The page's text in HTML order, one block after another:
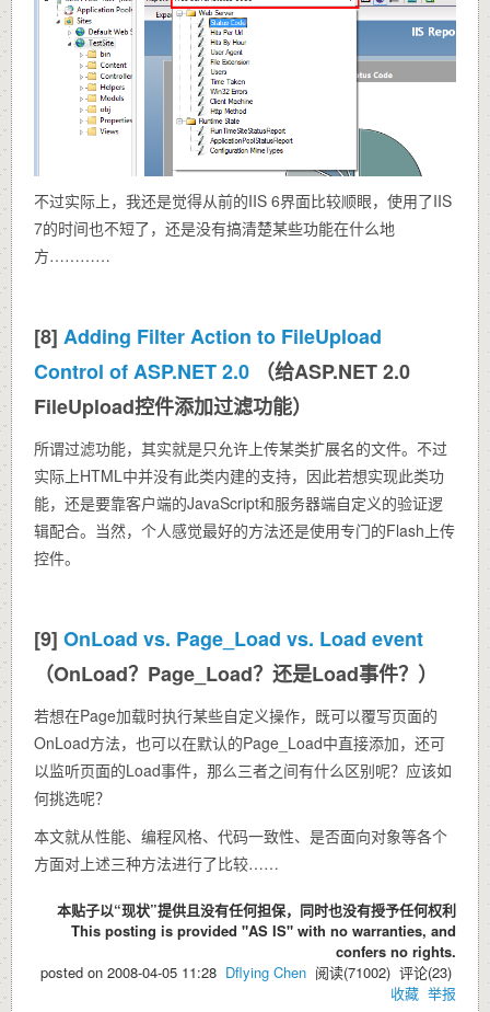
不过实际上，我还是觉得从前的IIS 6界面比较顺眼，使用了IIS
7的时间也不短了，还是没有搞清楚某些功能在什么地
方…………
[8] Adding Filter Action to FileUpload
Control of ASP.NET 2.0 （给ASP.NET 2.0
FileUpload控件添加过滤功能）
所谓过滤功能，其实就是只允许上传某类扩展名的文件。不过
实际上HTML中并没有此类内建的支持，因此若想实现此类功
能，还是要靠客户端的JavaScript和服务器端自定义的验证逻
辑配合。当然，个人感觉最好的方法还是使用专门的Flash上传
控件。
[9] OnLoad vs. Page_Load vs. Load event
（OnLoad？Page_Load？还是Load事件？）
若想在Page加载时执行某些自定义操作，既可以覆写页面的
OnLoad方法，也可以在默认的Page_Load中直接添加，还可
以监听页面的Load事件，那么三者之间有什么区别呢？应该如
何挑选呢？
本文就从性能、编程风格、代码一致性、是否面向对象等各个
方面对上述三种方法进行了比较……
本贴子以“现状”提供且没有任何担保，同时也没有授予任何权利
This posting is provided "AS IS" with no warranties, and
confers no rights.
posted on 2008-04-05 11:28 Dflying Chen 阅读(71002) 评论(23)
收藏 举报